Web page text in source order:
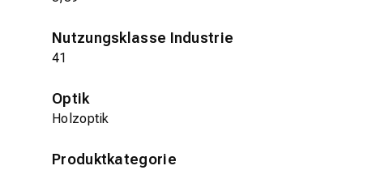
Nutzungsklasse Industrie
41
Optik
Holzoptik
Produktkategorie